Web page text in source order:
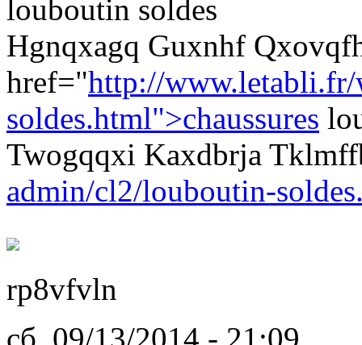
louboutin soldes
Hgnqxagq Guxnhf
href="http://
soldes.html">chaussures
Twogqqxi Kaxdbrja
admin/cl2/louboutin-
rp8vfvln
сб, 09/13/2014 - 21:09